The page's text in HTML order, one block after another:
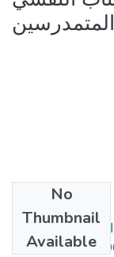
المتمدرسين
No
Thumbnail
Available
المتمدرسين-
F-F (1).pdf